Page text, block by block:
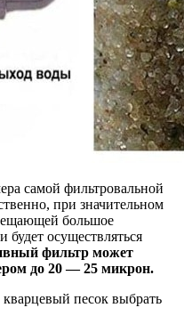
самой фильтровальной
при значительном
большое
будет осуществляться
фильтр может
до 20 — 25 микрон.
песок выбрать